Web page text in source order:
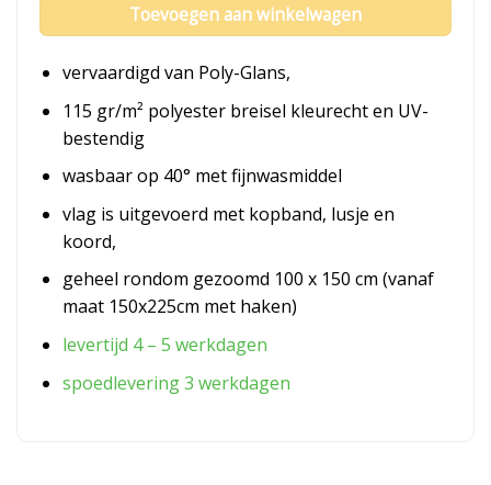
Toevoegen aan winkelwagen
vervaardigd van Poly-Glans,
115 gr/m² polyester breisel kleurecht en UV-
bestendig
wasbaar op 40° met fijnwasmiddel
vlag is uitgevoerd met kopband, lusje en
koord,
geheel rondom gezoomd 100 x 150 cm (vanaf
maat 150x225cm met haken)
levertijd 4 – 5 werkdagen
spoedlevering 3 werkdagen